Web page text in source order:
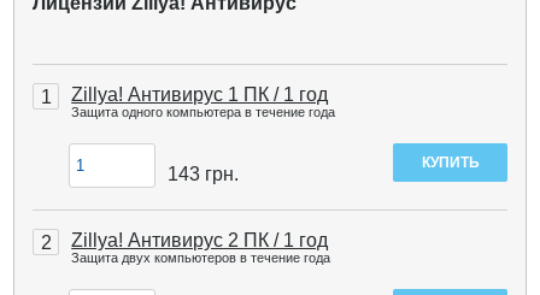
1 Zillya! Антивирус 1 ПК / 1 год
Защита одного компьютера в течение года
143 грн.
2 Zillya! Антивирус 2 ПК / 1 год
Защита двух компьютеров в течение года